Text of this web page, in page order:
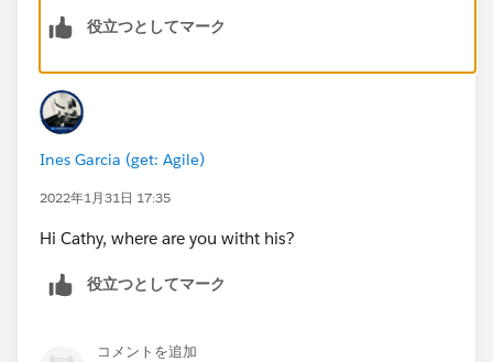
役立つとしてマーク
Ines Garcia (get: Agile)
2022年1月31日 17:35
Hi Cathy, where are you witht his?
役立つとしてマーク
コメントを追加